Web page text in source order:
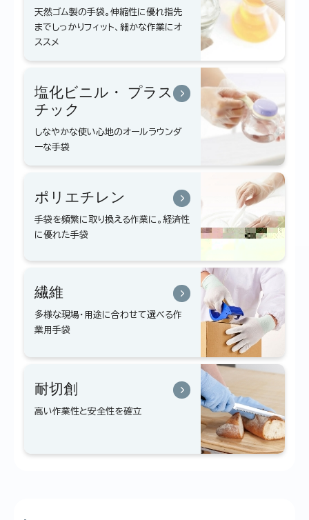
天然ゴム製の手袋。伸縮性に優れ指先
までしっかりフィット、細かな作業にオ
ススメ
塩化ビニル・
プラス
チック
しなやかな使い心地のオールラウンダ
ーな手袋
ポリエチレン
手袋を頻繁に取り換える作業に。経済性
に優れた手袋
繊維
多様な現場・用途に合わせて選べる作
業用手袋
耐切創
高い作業性と安全性を確立